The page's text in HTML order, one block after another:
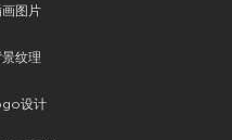
画图片
景纹理
设计